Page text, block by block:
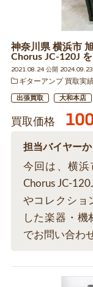
神奈川県 横浜市
Chorus JC-120J
2021.08.24 公開
ギターアンプ 買取実
出張買取 大和本店
買取価格
担当バイヤー
今回は、横浜
Chorus JC-
やコレクショ
した楽器・機
でお問い合わ